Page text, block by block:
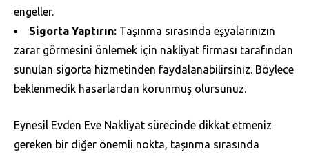
engeller.
Sigorta Yaptırın: Taşınma sırasında eşyalarınızın
zarar görmesini önlemek için nakliyat firması tarafından
sunulan sigorta hizmetinden faydalanabilirsiniz. Böylece
beklenmedik hasarlardan korunmuş olursunuz.
Eynesil Evden Eve Nakliyat sürecinde dikkat etmeniz
gereken bir diğer önemli nokta, taşınma sırasında